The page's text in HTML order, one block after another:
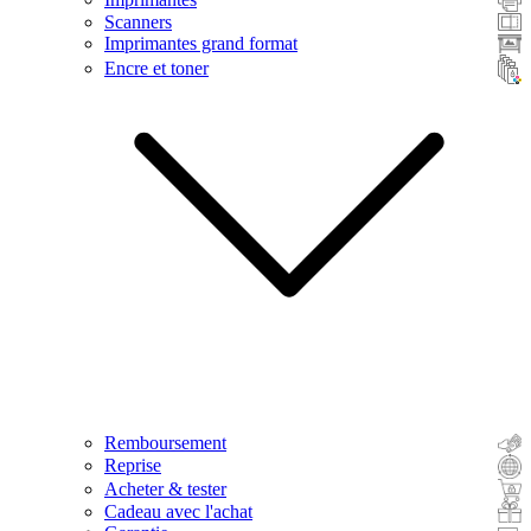
Scanners
Imprimantes grand format
Encre et toner
Remboursement
Reprise
Acheter & tester
Cadeau avec l'achat